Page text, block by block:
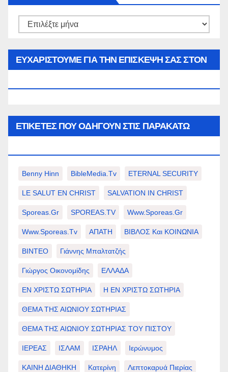
Αρθρα
ΕΥΧΑΡΙΣΤΟΥΜΕ ΓΙΑ ΤΗΝ ΕΠΙΣΚΕΨΗ ΣΑΣ ΣΤΟΝ
ΕΤΙΚΈΤΕΣ ΠΟΥ ΟΔΗΓΟΎΝ ΣΤΙΣ ΠΑΡΑΚΆΤΩ
Benny Hinn BibleMedia.tv ETERNAL SECURITY
LE SALUT EN CHRIST SALVATION IN CHRIST
Sporeas.gr SPOREAS.TV Www.sporeas.gr
Www.sporeas.tv ΑΠΑΤΗ ΒΙΒΛΟΣ Και ΚΟΙΝΩΝΙΑ
ΒΙΝΤΕΟ Γιάννης Μπαλτατζής
Γιώργος Οικονομίδης ΕΛΛΑΔΑ
ΕΝ ΧΡΙΣΤΩ ΣΩΤΗΡΙΑ Η ΕΝ ΧΡΙΣΤΩ ΣΩΤΗΡΙΑ
ΘΕΜΑ ΤΗΣ ΑΙΩΝΙΟΥ ΣΩΤΗΡΙΑΣ
ΘΕΜΑ ΤΗΣ ΑΙΩΝΙΟΥ ΣΩΤΗΡΙΑΣ ΤΟΥ ΠΙΣΤΟΥ
ΙΕΡΕΑΣ ΙΣΛΑΜ ΙΣΡΑΗΛ Ιερώνυμος
ΚΑΙΝΗ ΔΙΑΘΗΚΗ Κατερίνη Λεπτοκαρυά Πιερίας